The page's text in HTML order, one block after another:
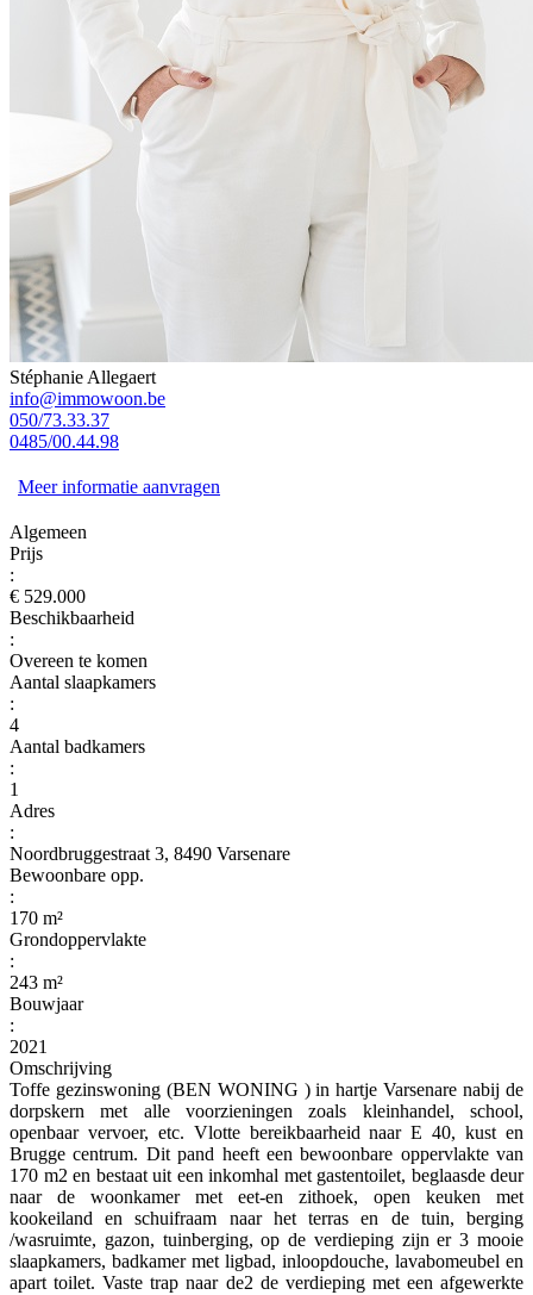
Stéphanie Allegaert
info@immowoon.be
050/73.33.37
0485/00.44.98
Meer informatie aanvragen
Algemeen
Prijs
:
€ 529.000
Beschikbaarheid
:
Overeen te komen
Aantal slaapkamers
:
4
Aantal badkamers
:
1
Adres
:
Noordbruggestraat 3, 8490 Varsenare
Bewoonbare opp.
:
170 m²
Grondoppervlakte
:
243 m²
Bouwjaar
:
2021
Omschrijving
Toffe gezinswoning (BEN WONING ) in hartje Varsenare nabij de
dorpskern met alle voorzieningen zoals kleinhandel, school,
openbaar vervoer, etc. Vlotte bereikbaarheid naar E 40, kust en
Brugge centrum. Dit pand heeft een bewoonbare oppervlakte van
170 m2 en bestaat uit een inkomhal met gastentoilet, beglaasde deur
naar de woonkamer met eet-en zithoek, open keuken met
kookeiland en schuifraam naar het terras en de tuin, berging
/wasruimte, gazon, tuinberging, op de verdieping zijn er 3 mooie
slaapkamers, badkamer met ligbad, inloopdouche, lavabomeubel en
apart toilet. Vaste trap naar de2 de verdieping met een afgewerkte